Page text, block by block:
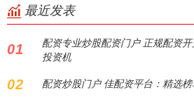
最近发表
01
配资专业炒股配资门户 正规配资
投资机
02 配资炒股门户 佳配资平台：精选